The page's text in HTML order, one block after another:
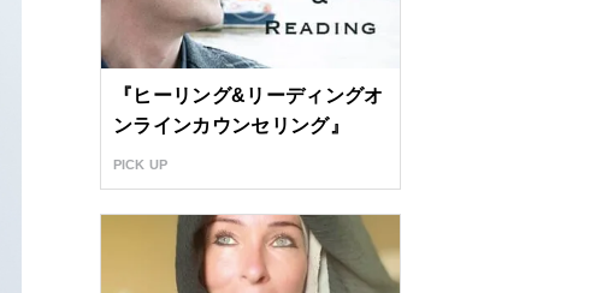
『ヒーリング&リーディングオ
ンラインカウンセリング』
PICK UP